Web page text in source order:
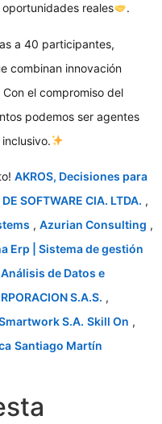
reales
.
a 40 participantes,
combinan innovación
Con el compromiso del
podemos ser agentes
AKROS, Decisiones para
SOFTWARE CIA. LTDA. ,
, Azurian Consulting ,
Erp | Sistema de gestión
de Datos e
S.A.S. ,
S.A. Skill On ,
Santiago Martín